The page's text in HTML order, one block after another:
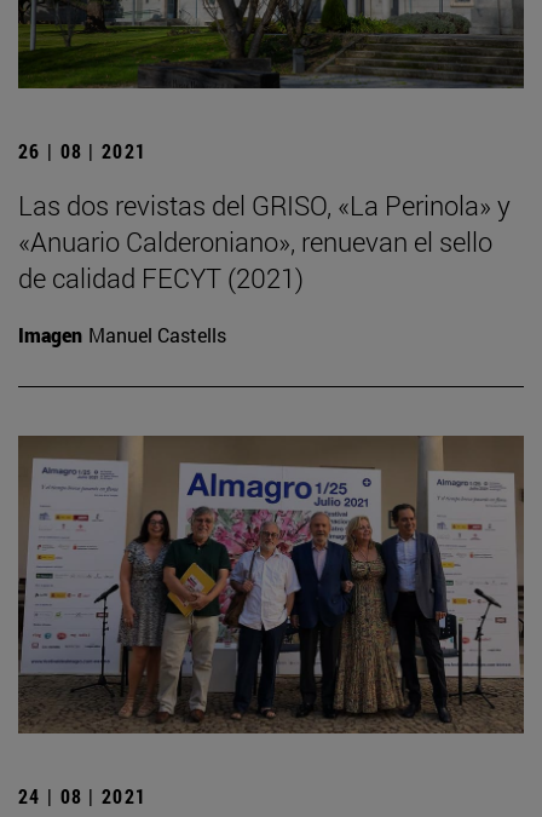
26 | 08 | 2021
Las dos revistas del GRISO, «La Perinola» y
«Anuario Calderoniano», renuevan el sello
de calidad FECYT (2021)
Imagen Manuel Castells
24 | 08 | 2021